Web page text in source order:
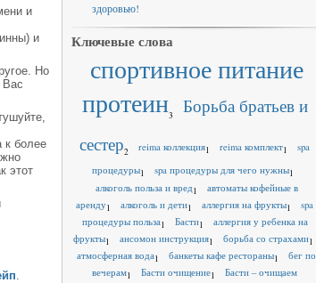
и
и
Но
Вас
к более
этот
.
здоровью!
Ключевые слова
спортивное питание
протеин3
Борьба братьев и
сестер2 reima коллекция1 reima комплект1
spa
процедуры1 spa процедуры для чего нужны1
алкоголь польза и вред1
автоматы кофейные в
аренду1 алкоголь и дети1 аллергия на фрукты1
spa
процедуры польза1 Басти1
аллергия у ребенка на
фрукты1 ансомон инструкция1 борьба со страхами1
атмосферная вода1 банкеты кафе рестораны1
бег по
вечерам1 Басти очищение1
Басти – очищаем